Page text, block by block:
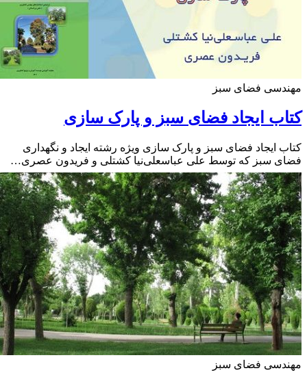
فضای سبز
ایجاد فضای سبز و پارک سازی
ایجاد فضای سبز و پارک سازی ویژه رشته ایجاد و نگهداری
سبز که توسط علی عباسعلی‌نیا کشتلی و فریدون عصری…
فضای سبز